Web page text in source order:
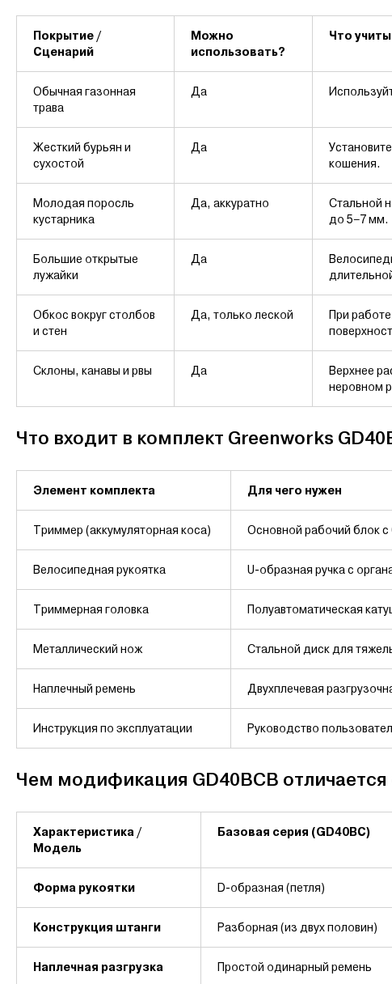
Покрытие /
Сценарий
Можно
использовать?
Что
Обычная газонная
трава
Да
Жесткий бурьян и
сухостой
Да
кошения.
Молодая поросль
кустарника
Да, аккуратно
Стальной
до 5–7 мм.
Большие открытые
лужайки
Да
Обкос вокруг столбов
и стен
Да, только леской
При
Склоны, канавы и рвы Да
Верхнее
неровном
Что входит в комплект Greenworks
Элемент комплекта Для чего нужен
Триммер (аккумуляторная коса) Основной рабочий блок
Велосипедная рукоятка U-образная ручка с
Триммерная головка Полуавтоматическая
Металлический нож Стальной диск для
Наплечный ремень Двухплечевая
Инструкция по эксплуатации Руководство
Чем модификация GD40BCB
Характеристика /
Модель
Базовая серия (GD40BC)
Форма рукоятки D-образная (петля)
Конструкция штанги Разборная (из двух половин)
Наплечная разгрузка Простой одинарный ремень